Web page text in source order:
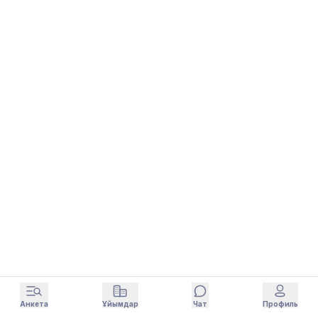
Анкета Ұйымдар Чат Профиль